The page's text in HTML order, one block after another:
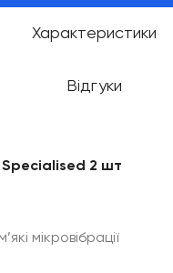
Характеристики
Відгуки
Specialised 2 шт
мікровібрації